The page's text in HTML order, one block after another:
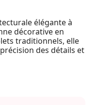
élégante à
décorative en
traditionnels, elle
des détails et